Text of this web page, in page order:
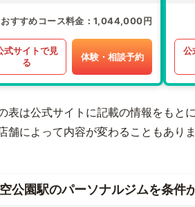
おすすめコース料金 1,044,000円
式サイトで見
る
体験・相談予約
公
表は公式サイトに記載の情報をもと
舗によって内容が変わることもあり
公園駅のパーソナルジムを条件